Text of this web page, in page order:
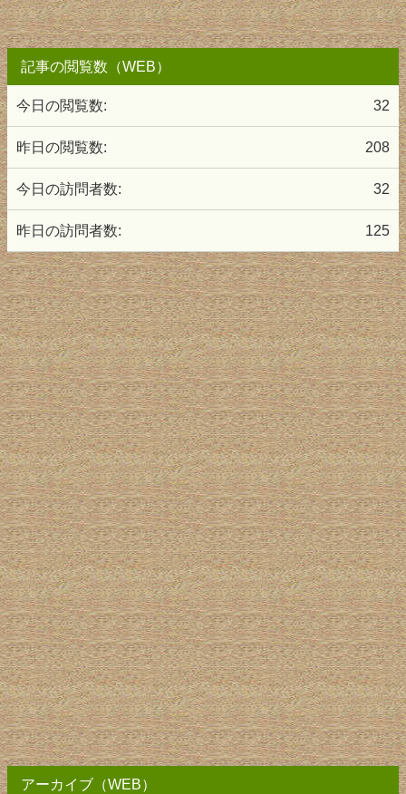
記事の閲覧数（WEB）
32
今日の閲覧数:
208
昨日の閲覧数:
32
今日の訪問者数:
125
昨日の訪問者数:
アーカイブ（WEB）